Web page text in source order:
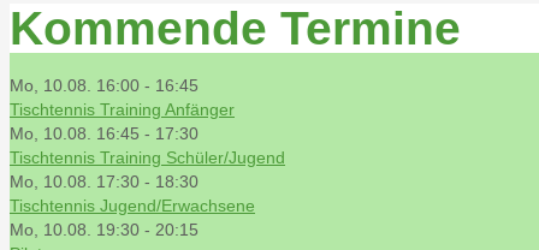
Kommende Termine
Mo, 10.08. 16:00 - 16:45
Tischtennis Training Anfänger
Mo, 10.08. 16:45 - 17:30
Tischtennis Training Schüler/Jugend
Mo, 10.08. 17:30 - 18:30
Tischtennis Jugend/Erwachsene
Mo, 10.08. 19:30 - 20:15